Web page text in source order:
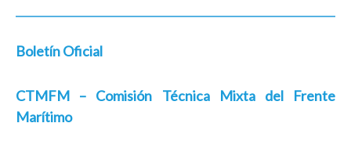
Boletín Oficial
CTMFM – Comisión Técnica Mixta del Frente
Marítimo